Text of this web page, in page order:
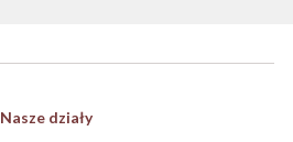
Nasze działy